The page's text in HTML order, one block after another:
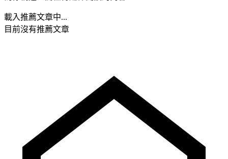
載入推薦文章中...
目前沒有推薦文章